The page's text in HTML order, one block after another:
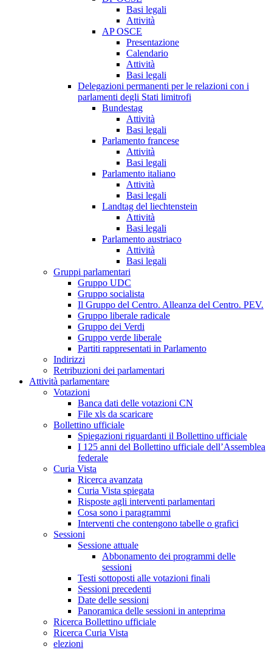
Basi legali
Attività
AP OSCE
Presentazione
Calendario
Attività
Basi legali
Delegazioni permanenti per le relazioni con i
parlamenti degli Stati limitrofi
Bundestag
Attività
Basi legali
Parlamento francese
Attività
Basi legali
Parlamento italiano
Attività
Basi legali
Landtag del liechtenstein
Attività
Basi legali
Parlamento austriaco
Attività
Basi legali
Gruppi parlamentari
Gruppo UDC
Gruppo socialista
Il Gruppo del Centro. Alleanza del Centro. PEV.
Gruppo liberale radicale
Gruppo dei Verdi
Gruppo verde liberale
Partiti rappresentati in Parlamento
Indirizzi
Retribuzioni dei parlamentari
Attività parlamentare
Votazioni
Banca dati delle votazioni CN
File xls da scaricare
Bollettino ufficiale
Spiegazioni riguardanti il Bollettino ufficiale
I 125 anni del Bollettino ufficiale dell’Assemblea
federale
Curia Vista
Ricerca avanzata
Curia Vista spiegata
Risposte agli interventi parlamentari
Cosa sono i paragrammi
Interventi che contengono tabelle o grafici
Sessioni
Sessione attuale
Abbonamento dei programmi delle
sessioni
Testi sottoposti alle votazioni finali
Sessioni precedenti
Date delle sessioni
Panoramica delle sessioni in anteprima
Ricerca Bollettino ufficiale
Ricerca Curia Vista
elezioni